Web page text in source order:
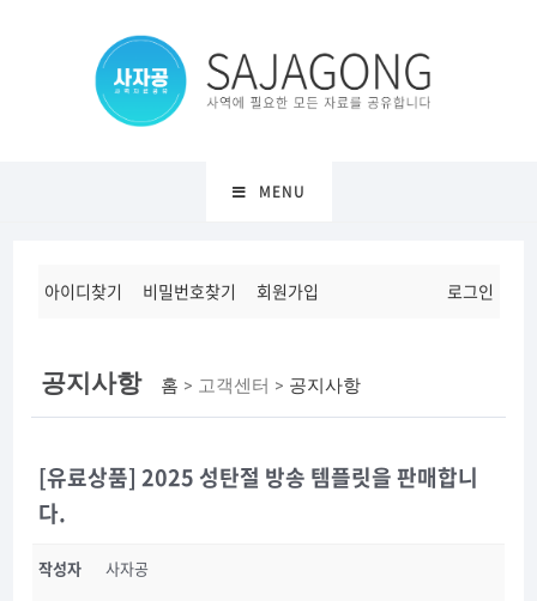
MENU
아이디찾기 비밀번호찾기 회원가입 로그인
공지사항 홈 > 고객센터 > 공지사항
[유료상품] 2025 성탄절 방송 템플릿을 판매합니
다.
작성자 사자공